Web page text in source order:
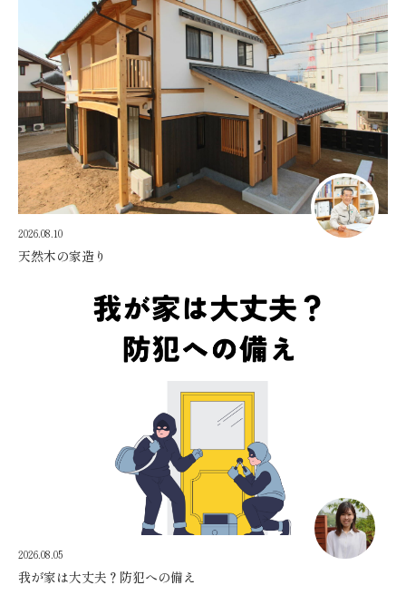
2026.08.10
天然木の家造り
2026.08.05
我が家は大丈夫？防犯への備え